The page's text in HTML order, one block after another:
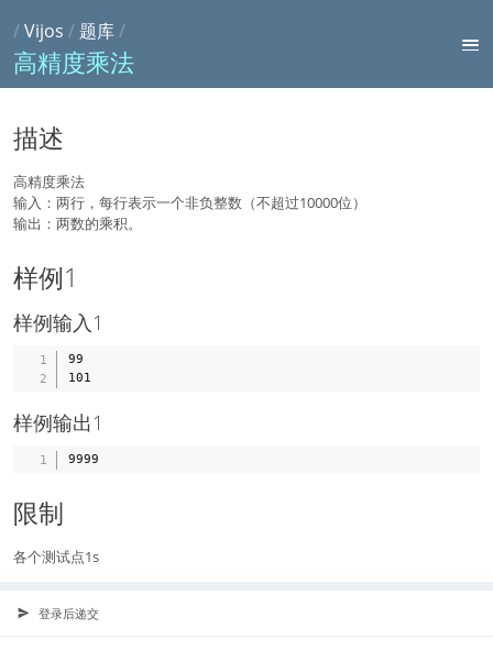
/Vijos / 题库/
高精度乘法
描述
高精度乘法
输入：两行，每行表示一个非负整数（不超过10000位）
输出：两数的乘积。
样例1
样例输入1
99
样例输出1
限制
各个测试点1s
登录后递交